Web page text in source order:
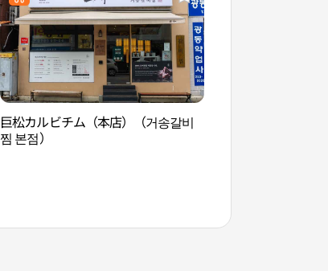
巨松カルビチム（本店）（거송갈비
찜 본점）